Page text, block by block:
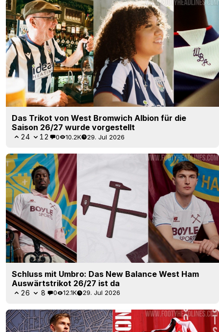
Das Trikot von West Bromwich Albion für die
Saison 26/27 wurde vorgestellt
24 12 0 10.2K 29. Jul 2026
Schluss mit Umbro: Das New Balance West Ham
Auswärtstrikot 26/27 ist da
26 8 0 12.1K 29. Jul 2026